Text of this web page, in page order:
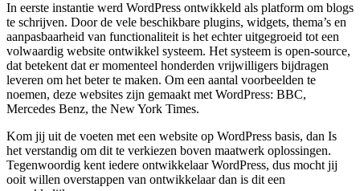
In eerste instantie werd WordPress ontwikkeld als platform om blogs
te schrijven. Door de vele beschikbare plugins, widgets, thema’s en
aanpasbaarheid van functionaliteit is het echter uitgegroeid tot een
volwaardig website ontwikkel systeem. Het systeem is open-source,
dat betekent dat er momenteel honderden vrijwilligers bijdragen
leveren om het beter te maken. Om een aantal voorbeelden te
noemen, deze websites zijn gemaakt met WordPress: BBC,
Mercedes Benz, the New York Times.
Kom jij uit de voeten met een website op WordPress basis, dan Is
het verstandig om dit te verkiezen boven maatwerk oplossingen.
Tegenwoordig kent iedere ontwikkelaar WordPress, dus mocht jij
ooit willen overstappen van ontwikkelaar dan is dit een